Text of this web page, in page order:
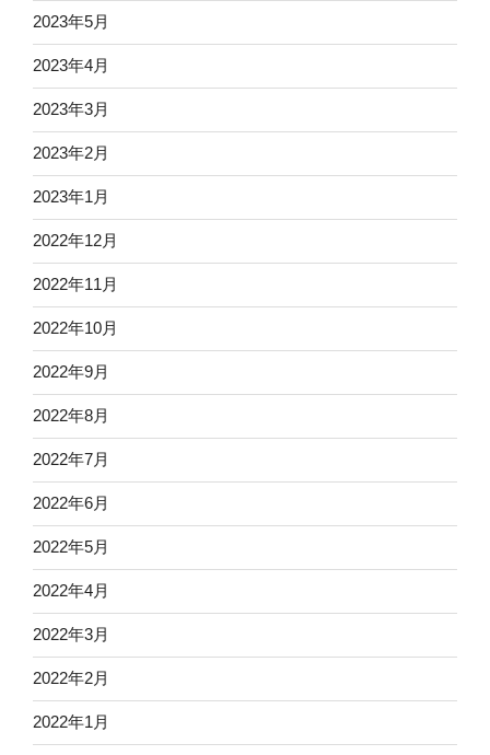
2023年5月
2023年4月
2023年3月
2023年2月
2023年1月
2022年12月
2022年11月
2022年10月
2022年9月
2022年8月
2022年7月
2022年6月
2022年5月
2022年4月
2022年3月
2022年2月
2022年1月